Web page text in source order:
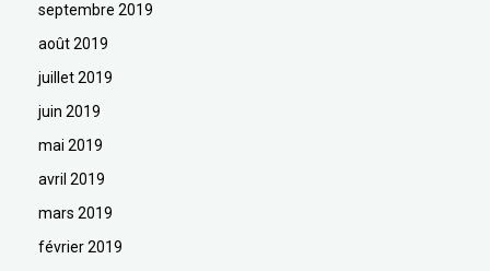
septembre 2019
août 2019
juillet 2019
juin 2019
mai 2019
avril 2019
mars 2019
février 2019